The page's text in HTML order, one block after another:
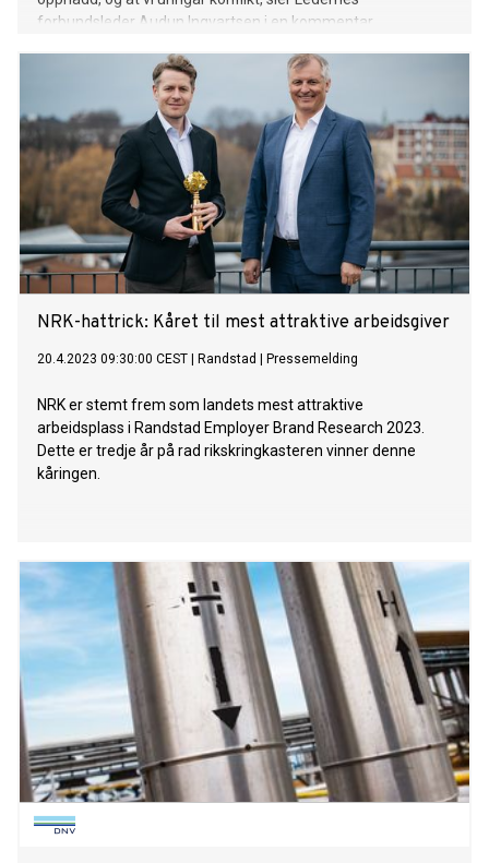
forbundsleder Audun Ingvartsen i en kommentar.
NRK-hattrick: Kåret til mest attraktive arbeidsgiver
20.4.2023 09:30:00 CEST Randstad Pressemelding
NRK er stemt frem som landets mest attraktive
arbeidsplass i Randstad Employer Brand Research 2023.
Dette er tredje år på rad rikskringkasteren vinner denne
kåringen.